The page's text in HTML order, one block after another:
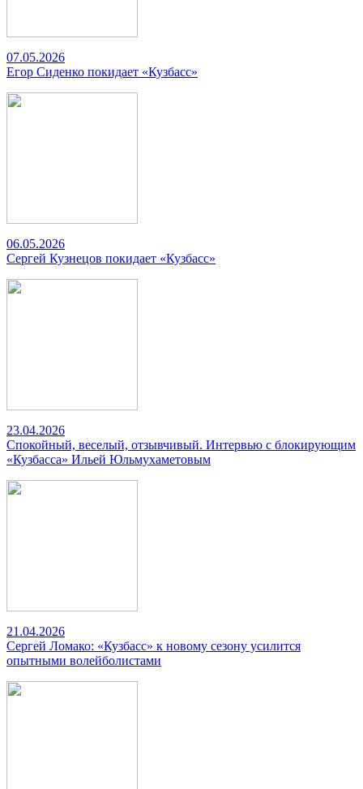
07.05.2026
Егор Сиденко покидает «Кузбасс»
06.05.2026
Сергей Кузнецов покидает «Кузбасс»
23.04.2026
Спокойный, веселый, отзывчивый. Интервью с блокирующим
«Кузбасса» Ильей Юльмухаметовым
21.04.2026
Сергей Ломако: «Кузбасс» к новому сезону усилится
опытными волейболистами